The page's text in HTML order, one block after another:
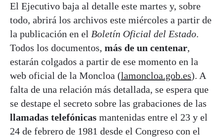
El Ejecutivo baja al detalle este martes y, sobre
todo, abrirá los archivos este miércoles a partir de
la publicación en el Boletín Oficial del Estado.
Todos los documentos, más de un centenar,
estarán colgados a partir de ese momento en la
web oficial de la Moncloa (lamoncloa.gob.es). A
falta de una relación más detallada, se espera que
se destape el secreto sobre las grabaciones de las
llamadas telefónicas mantenidas entre el 23 y el
24 de febrero de 1981 desde el Congreso con el